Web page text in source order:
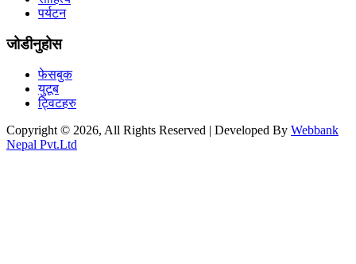
पर्यटन
जोडीनुहोस
फेसबुक
युटूब
ट्विटहरु
Copyright © 2026, All Rights Reserved | Developed By Webbank
Nepal Pvt.Ltd